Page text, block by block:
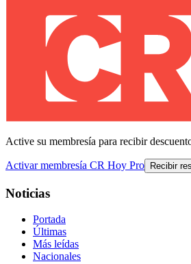
Active su membresía para recibir
Activar membresía CR Hoy Pro Recibir
Noticias
Portada
Últimas
Más leídas
Nacionales